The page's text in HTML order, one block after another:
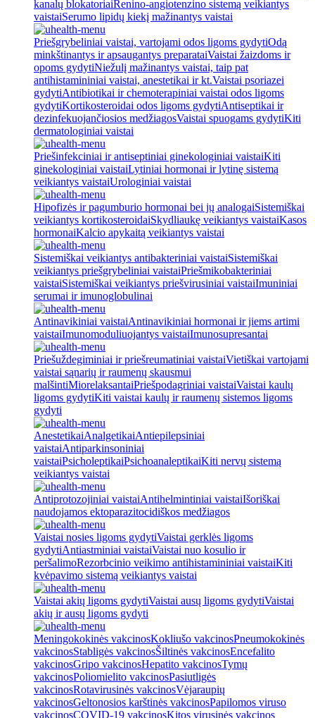
kanalų blokatoriaiRenino-angiotenzino sistemą veikiantys
vaistaiSerumo lipidų kiekį mažinantys vaistai
Priešgrybeliniai vaistai, vartojami odos ligoms gydytiOdą
minkštinantys ir apsaugantys preparataiVaistai žaizdoms ir
opoms gydytiNiežulį mažinantys vaistai, taip pat
antihistamininiai vaistai, anestetikai ir kt.Vaistai psoriazei
gydytiAntibiotikai ir chemoterapiniai vaistai odos ligoms
gydytiKortikosteroidai odos ligoms gydytiAntiseptikai ir
dezinfekuojančiosios medžiagosVaistai spuogams gydytiKiti
dermatologiniai vaistai
Priešinfekciniai ir antiseptiniai ginekologiniai vaistaiKiti
ginekologiniai vaistaiLytiniai hormonai ir lytinę sistemą
veikiantys vaistaiUrologiniai vaistai
Hipofizės ir pagumburio hormonai bei jų analogaiSistemiškai
veikiantys kortikosteroidaiSkydliaukę veikiantys vaistaiKasos
hormonaiKalcio apykaitą veikiantys vaistai
Sistemiškai veikiantys antibakteriniai vaistaiSistemiškai
veikiantys priešgrybeliniai vaistaiPriešmikobakteriniai
vaistaiSistemiškai veikiantys priešvirusiniai vaistaiImuniniai
serumai ir imunoglobulinai
Antinavikiniai vaistaiAntinavikiniai hormonai ir jiems artimi
vaistaiImunomoduliuojantys vaistaiImunosupresantai
Priešuždegiminiai ir priešreumatiniai vaistaiVietiškai vartojami
vaistai sąnarių ir raumenų skausmui
malšintiMiorelaksantaiPriešpodagriniai vaistaiVaistai kaulų
ligoms gydytiKiti vaistai kaulų ir raumenų sistemos ligoms
gydyti
AnestetikaiAnalgetikaiAntiepilepsiniai
vaistaiAntiparkinsoniniai
vaistaiPsicholeptikaiPsichoanaleptikaiKiti nervų sistemą
veikiantys vaistai
Antiprotozojiniai vaistaiAntihelmintiniai vaistaiIšoriškai
naudojamos ektoparazitocidiškos medžiagos
Vaistai nosies ligoms gydytiVaistai gerklės ligoms
gydytiAntiastminiai vaistaiVaistai nuo kosulio ir
peršalimoRezorbcinio veikimo antihistamininiai vaistaiKiti
kvėpavimo sistemą veikiantys vaistai
Vaistai akių ligoms gydytiVaistai ausų ligoms gydytiVaistai
akių ir ausų ligoms gydyti
Meningokokinės vakcinosKokliušo vakcinosPneumokokinės
vakcinosStabligės vakcinosŠiltinės vakcinosEncefalito
vakcinosGripo vakcinosHepatito vakcinosTymų
vakcinosPoliomielito vakcinosPasiutligės
vakcinosRotavirusinės vakcinosVėjaraupių
vakcinosGeltonosios karštinės vakcinosPapilomos viruso
vakcinosCOVID-19 vakcinosKitos virusinės vakcinos